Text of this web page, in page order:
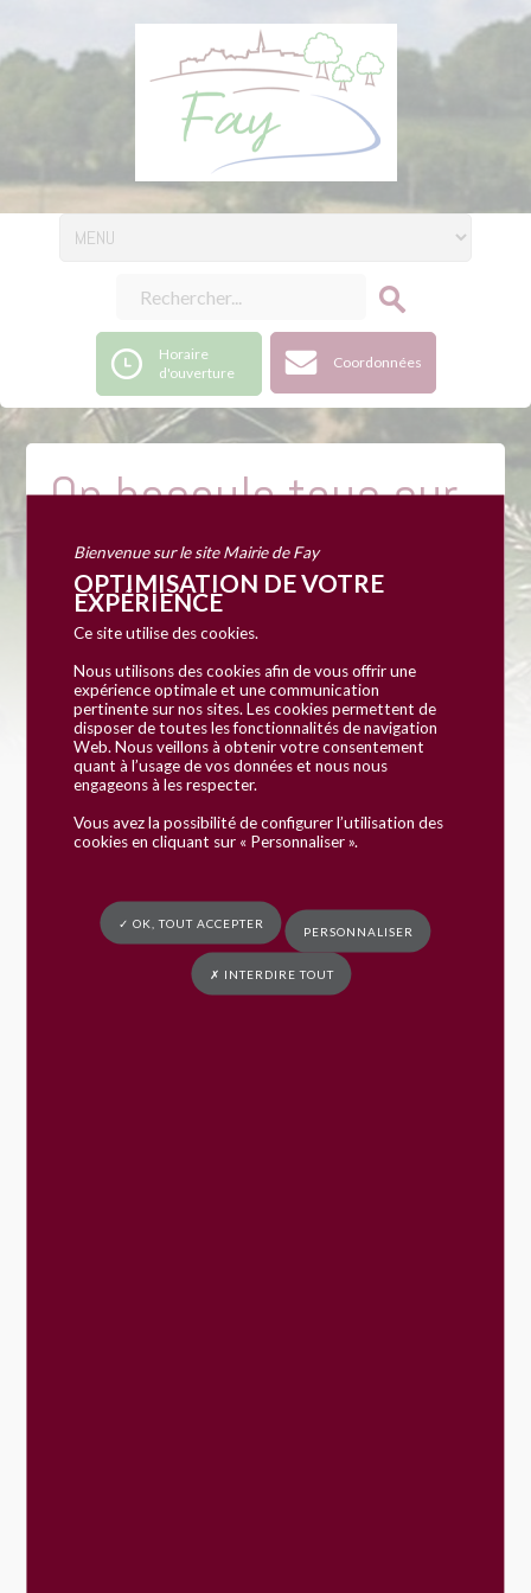
Horaire
d'ouverture
Coordonnées
On bascule tous sur
la fibre
Vous êtes ici :Mairie de Fay»Actualités
Au 1er janvier 2026, fermeture du réseau
téléphonique cuivre et ADSL.
Il est temps de vous assurer que tous les appareils
que vous utilisez sont reliés au réseau
https://sartel.fr/on-bascule-tous
Bienvenue sur le site Mairie de Fay
OPTIMISATION DE VOTRE
EXPÉRIENCE
Ce site utilise des cookies.
Nous utilisons des cookies afin de vous offrir une
expérience optimale et une communication
pertinente sur nos sites. Les cookies permettent de
disposer de toutes les fonctionnalités de navigation
Web. Nous veillons à obtenir votre consentement
quant à l’usage de vos données et nous nous
engageons à les respecter.
Vous avez la possibilité de configurer l’utilisation des
cookies en cliquant sur « Personnaliser ».
✓ OK, TOUT ACCEPTER
PERSONNALISER
✗ INTERDIRE TOUT